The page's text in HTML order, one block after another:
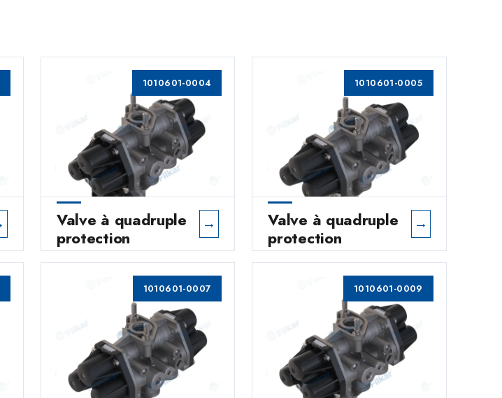
1010601-0004
Valve à quadruple
protection
→
1010601-0005
Valve à quadruple
protection
→
1010601-0007 1010601-0009